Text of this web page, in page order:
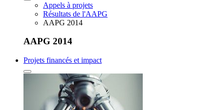
Appels à projets
Résultats de l'AAPG
AAPG 2014
AAPG 2014
Projets financés et impact